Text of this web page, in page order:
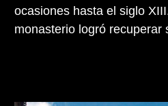
ocasiones hasta el siglo
monasterio logró recuperar